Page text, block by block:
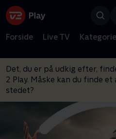
Forside Live TV
Det, du er på udkig efter,
2 Play. Måske kan du finde
stedet?